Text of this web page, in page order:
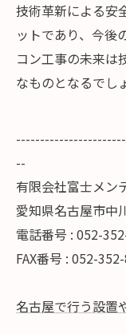
技術革新による安
ットであり、今後
コン工事の未来は
なものとなるでし
--
有限会社富士メン
愛知県名古屋市中
電話番号 : 052-
FAX番号 : 052-
名古屋で行う設置